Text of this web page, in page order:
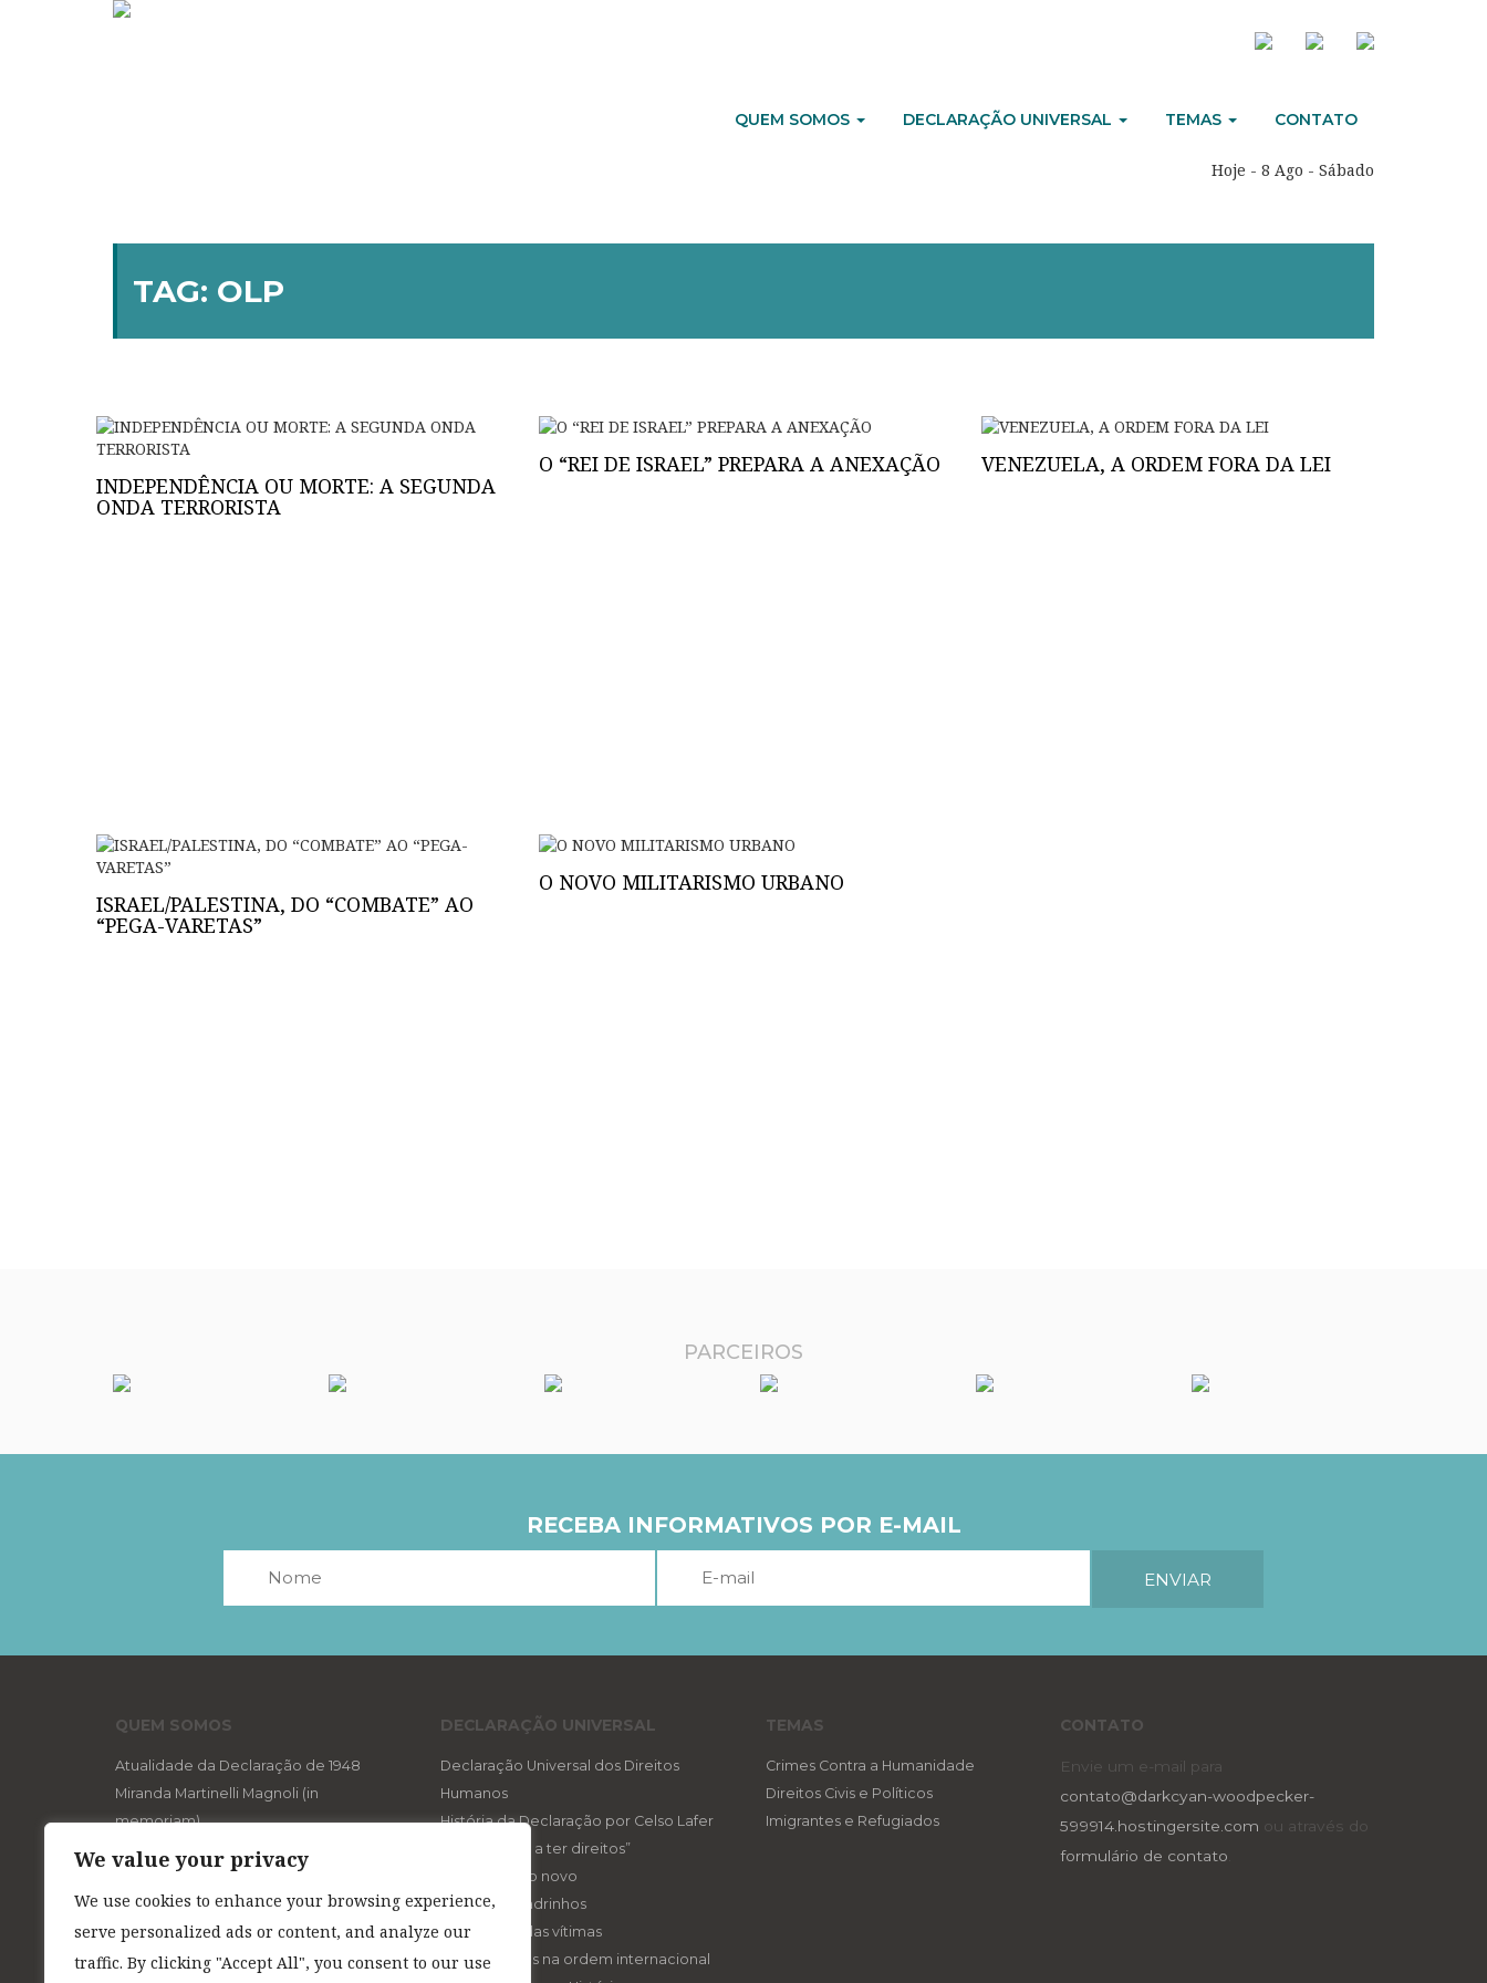
We value your privacy
We use cookies to enhance your browsing experience,
serve personalized ads or content, and analyze our
traffic. By clicking "Accept All", you consent to our use
QUEM SOMOS DECLARAÇÃO UNIVERSAL TEMAS CONTATO
Hoje - 8 Ago - Sábado
TAG: OLP
INDEPENDÊNCIA OU MORTE: A SEGUNDA
ONDA TERRORISTA
O “REI DE ISRAEL” PREPARA A ANEXAÇÃO VENEZUELA, A ORDEM FORA DA LEI
ISRAEL/PALESTINA, DO “COMBATE” AO
“PEGA-VARETAS”
O NOVO MILITARISMO URBANO
PARCEIROS
RECEBA INFORMATIVOS POR E-MAIL
QUEM SOMOS
Atualidade da Declaração de 1948
Miranda Martinelli Magnoli (in
memoriam)
Aviso aos Navegantes
Expediente
Referências na Web
DECLARAÇÃO UNIVERSAL
Declaração Universal dos Direitos
Humanos
História da Declaração por Celso Lafer
O “direito a ter direitos”
Um direito novo
Os seis padrinhos
A lógica das vítimas
Os direitos na ordem internacional
TEMAS
Crimes Contra a Humanidade
Direitos Civis e Políticos
Imigrantes e Refugiados
CONTATO
Envie um e-mail para
contato@darkcyan-woodpecker-
599914.hostingersite.com ou através do
formulário de contato